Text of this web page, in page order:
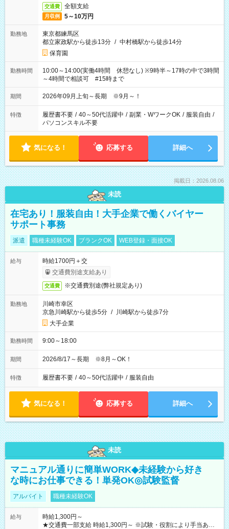
交通費 全額支給
月収例 5～10万円
勤務地
東京都練馬区
都立家政駅から徒歩13分 / 中村橋駅から徒歩14分
保育園
勤務時間
10:00～14:00(実働4時間 休憩なし) ※9時半～17時の中で3時間
～4時間で相談可 #15時まで
期間 2026年09月上旬～長期 ※9月～！
特徴 履歴書不要 / 40～50代活躍中 / 副業・WワークOK / 服装自由 /
パソコンスキル不要
気になる！ 応募する 詳細へ
掲載日：2026.08.06
未読
在宅あり！服装自由！大手企業で働くバイヤー
サポート事務
派遣 職種未経験OK ブランクOK WEB登録・面接OK
給与
時給1700円＋交
交通費別途支給あり
交通費 ※交通費別途(弊社規定あり)
勤務地
川崎市幸区
京急川崎駅から徒歩5分 / 川崎駅から徒歩7分
大手企業
勤務時間 9:00～18:00
期間 2026/8/17～長期 ※8月～OK！
特徴 履歴書不要 / 40～50代活躍中 / 服装自由
気になる！ 応募する 詳細へ
未読
マニュアル通りに簡単WORK◆未経験から好き
な時にお仕事できる！単発OK◎試験監督
アルバイト 職種未経験OK
給与
時給1,300円～
★交通費一部支給 時給1,300円～ ※試験・役割により手当あり